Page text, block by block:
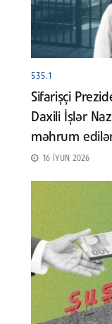
535.1
Sifarişçi
Daxili İşlər
məhrum
16 İYUN 2026